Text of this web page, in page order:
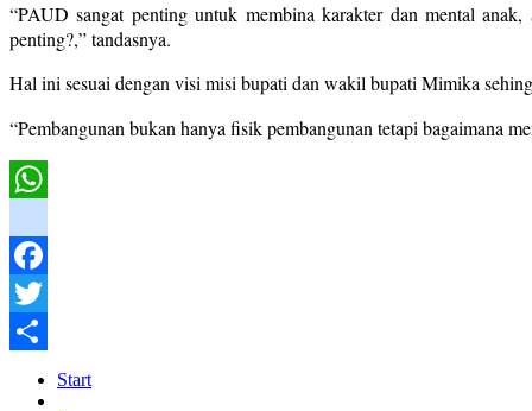
“PAUD sangat penting untuk membina karakter dan mental
penting?,” tandasnya.
Hal ini sesuai dengan visi misi bupati dan wakil bupati Mimika
“Pembangunan bukan hanya fisik pembangunan tetapi bagaimana
instagram
Facebook
Twitter
Start